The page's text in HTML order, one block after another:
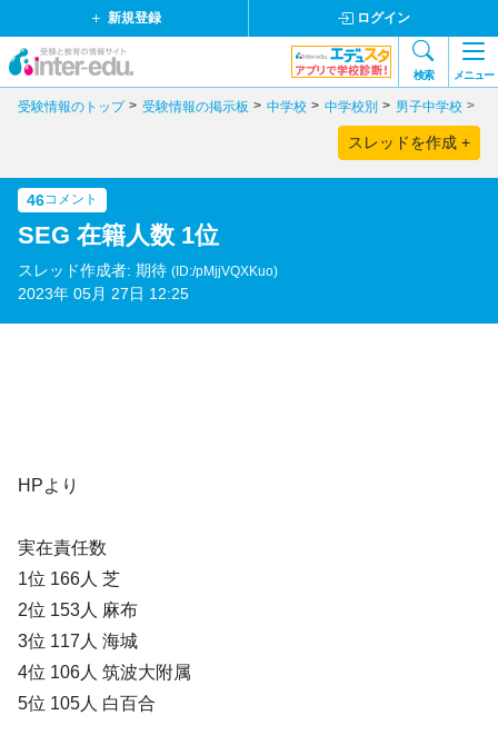
新規登録 ログイン
検索 メニュー
受験情報のトップ 受験情報の掲示板 中学校 中学校別 男子中学校
スレッドを作成 +
46コメント
SEG 在籍人数 1位
スレッド作成者: 期待 (ID:/pMjjVQXKuo)
2023年 05月 27日 12:25
HPより
実在責任数
1位 166人 芝
2位 153人 麻布
3位 117人 海城
4位 106人 筑波大附属
5位 105人 白百合